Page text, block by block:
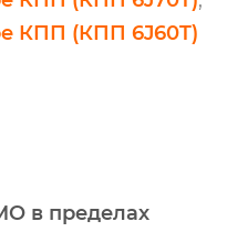
КПП (КПП 6J60T)
в пределах